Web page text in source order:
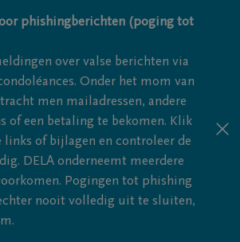
gaan
phishingberichten (poging tot
over valse berichten via
Onder het mom van
men mailadressen, andere
of een betaling te bekomen. Klik
links of bijlagen en controleer de
DELA onderneemt meerdere
Pogingen tot phishing
nooit volledig uit te sluiten,